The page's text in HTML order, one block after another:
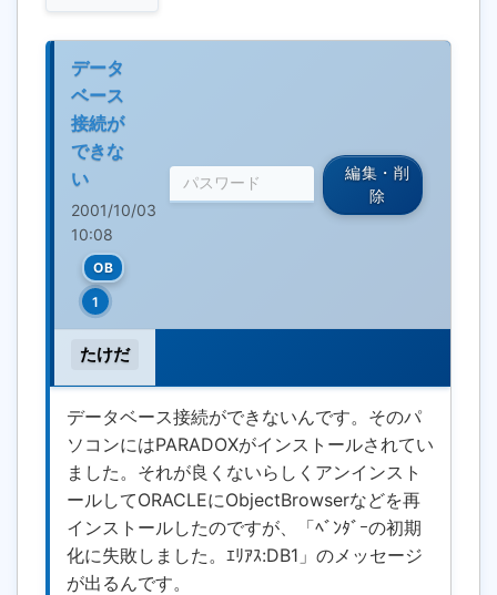
データ
ベース
接続が
できな
い
2001/10/03
10:08
OB
1
編集・削
除
たけだ
データベース接続ができないんです。そのパ
ソコンにはPARADOXがインストールされてい
ました。それが良くないらしくアンインスト
ールしてORACLEにObjectBrowserなどを再
インストールしたのですが、「ﾍﾞﾝﾀﾞｰの初期
化に失敗しました。ｴﾘｱｽ:DB1」のメッセージ
が出るんです。